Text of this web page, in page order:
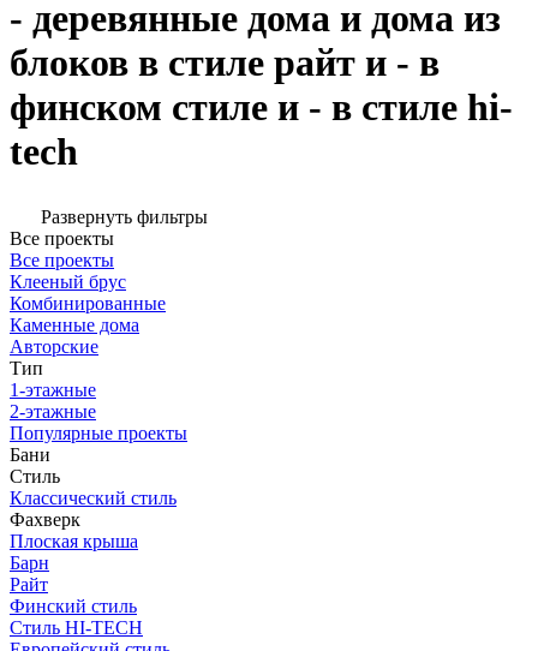
- деревянные дома и дома из
блоков в стиле райт и - в
финском стиле и - в стиле hi-
tech
Развернуть фильтры
Все проекты
Все проекты
Клееный брус
Комбинированные
Каменные дома
Авторские
Тип
1-этажные
2-этажные
Популярные проекты
Бани
Стиль
Классический стиль
Фахверк
Плоская крыша
Барн
Райт
Финский стиль
Стиль HI-TECH